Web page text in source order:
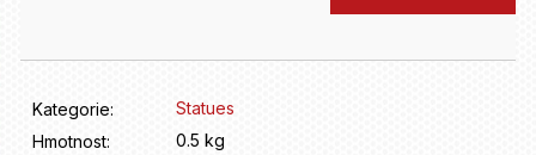
Kategorie:
Statues
Hmotnost:
0.5 kg
e